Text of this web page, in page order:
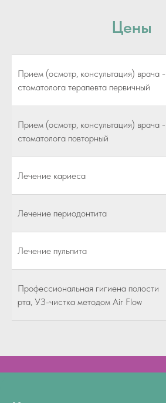
Цены
Прием (осмотр, консультация) врача -
стоматолога терапевта первичный
Прием (осмотр, консультация) врача -
стоматолога повторный
Лечение кариеса
Лечение периодонтита
Лечение пульпита
Профессиональная гигиена полости
рта, УЗ-чистка методом Air Flow